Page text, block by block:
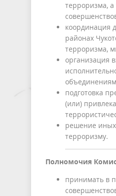
терроризма,
координация
районах
терроризма,
организация
подготовка
(или)
решение иных
терроризму.
Полномочия
принимать в